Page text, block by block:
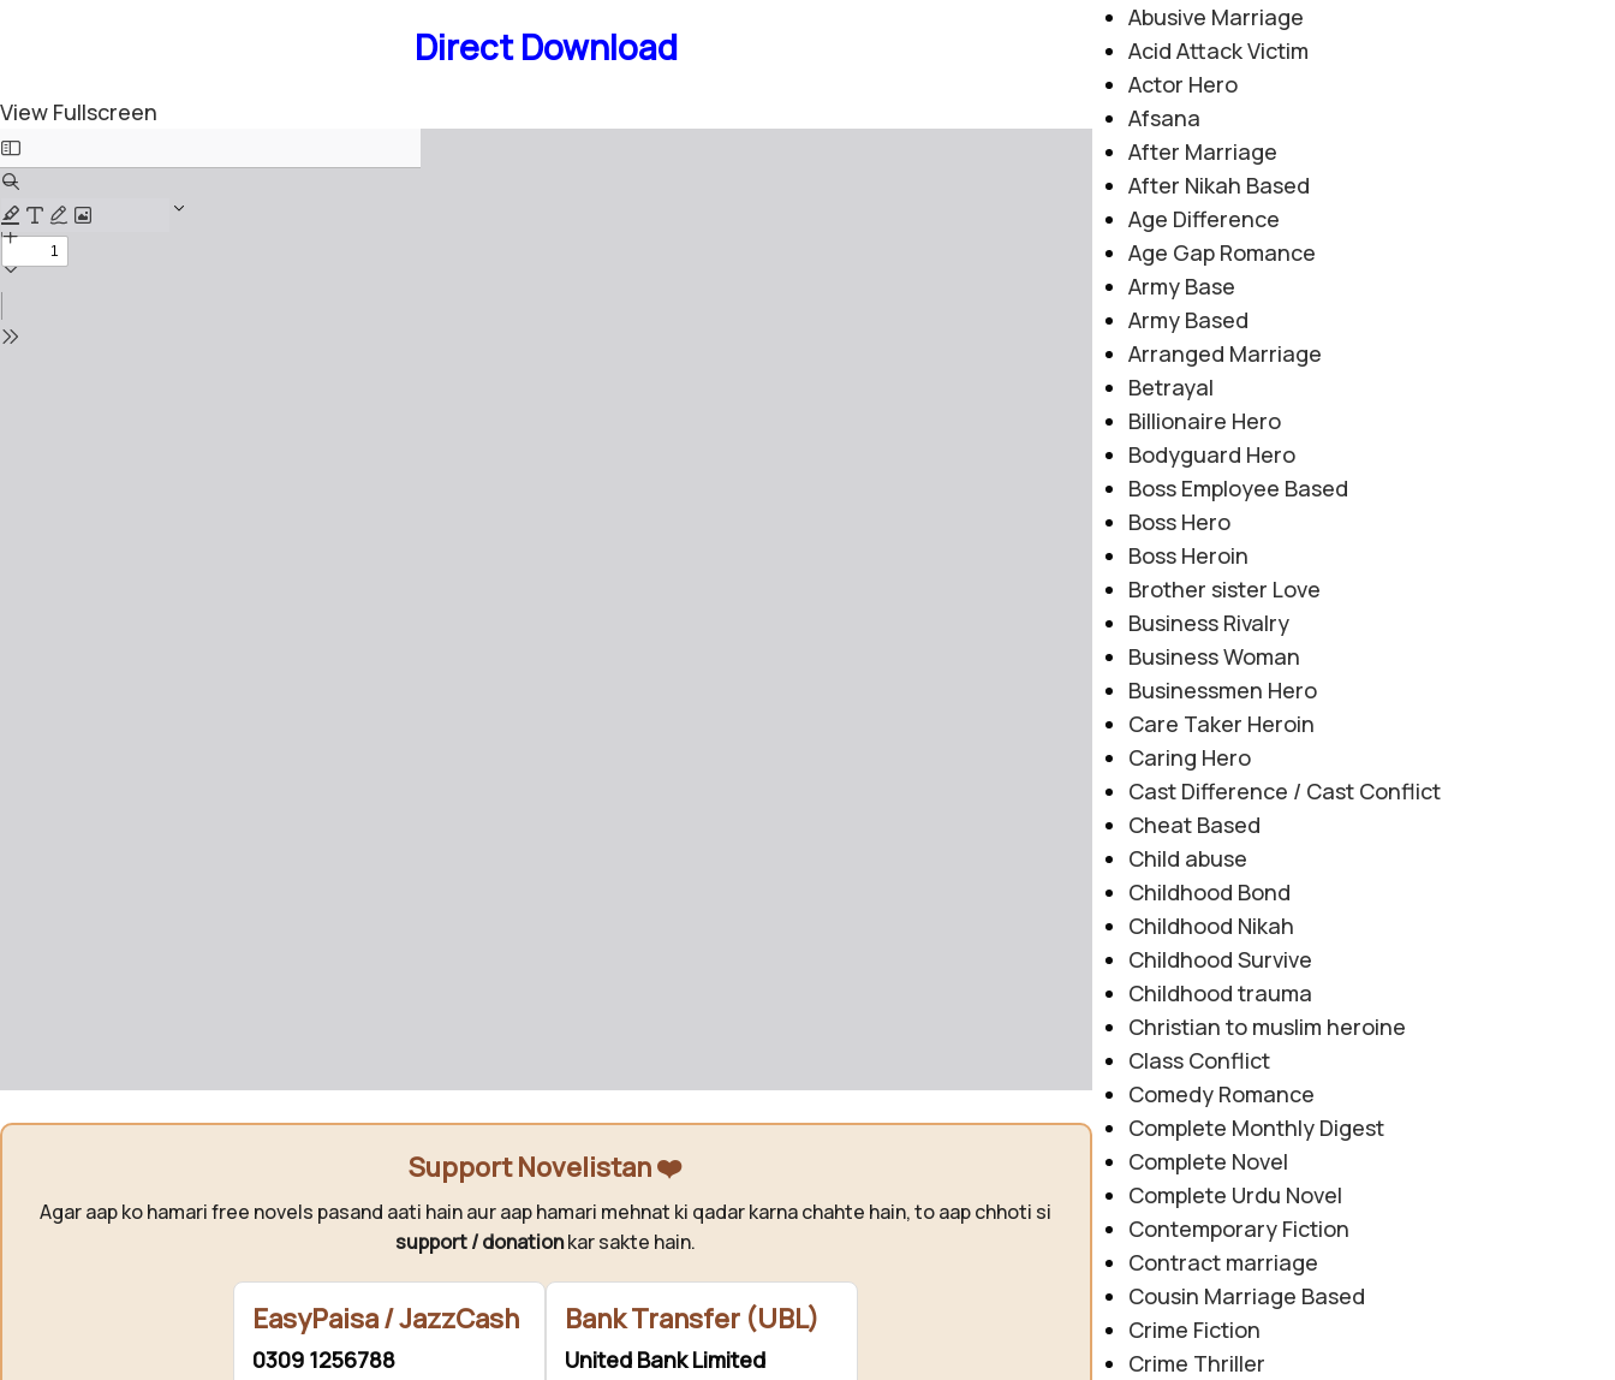
Direct Download
View Fullscreen
Support Novelistan ❤️
Agar aap ko hamari free novels pasand aati hain aur aap hamari mehnat ki qadar karna chahte hain, to aap chhoti si
support / donationkar sakte hain.
EasyPaisa / JazzCash
0309 1256788
Bank Transfer (UBL)
United Bank Limited
Abusive Marriage
Acid Attack Victim
Actor Hero
Afsana
After Marriage
After Nikah Based
Age Difference
Age Gap Romance
Army Base
Army Based
Arranged Marriage
Betrayal
Billionaire Hero
Bodyguard Hero
Boss Employee Based
Boss Hero
Boss Heroin
Brother sister Love
Business Rivalry
Business Woman
Businessmen Hero
Care Taker Heroin
Caring Hero
Cast Difference / Cast Conflict
Cheat Based
Child abuse
Childhood Bond
Childhood Nikah
Childhood Survive
Childhood trauma
Christian to muslim heroine
Class Conflict
Comedy Romance
Complete Monthly Digest
Complete Novel
Complete Urdu Novel
Contemporary Fiction
Contract marriage
Cousin Marriage Based
Crime Fiction
Crime Thriller